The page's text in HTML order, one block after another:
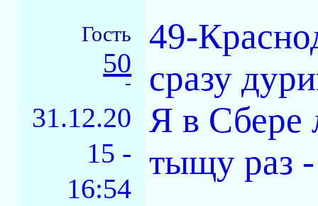
Гость
50
-
31.12.20
15 -
16:54
49-
сразу
Я в Сбере
тыщу раз